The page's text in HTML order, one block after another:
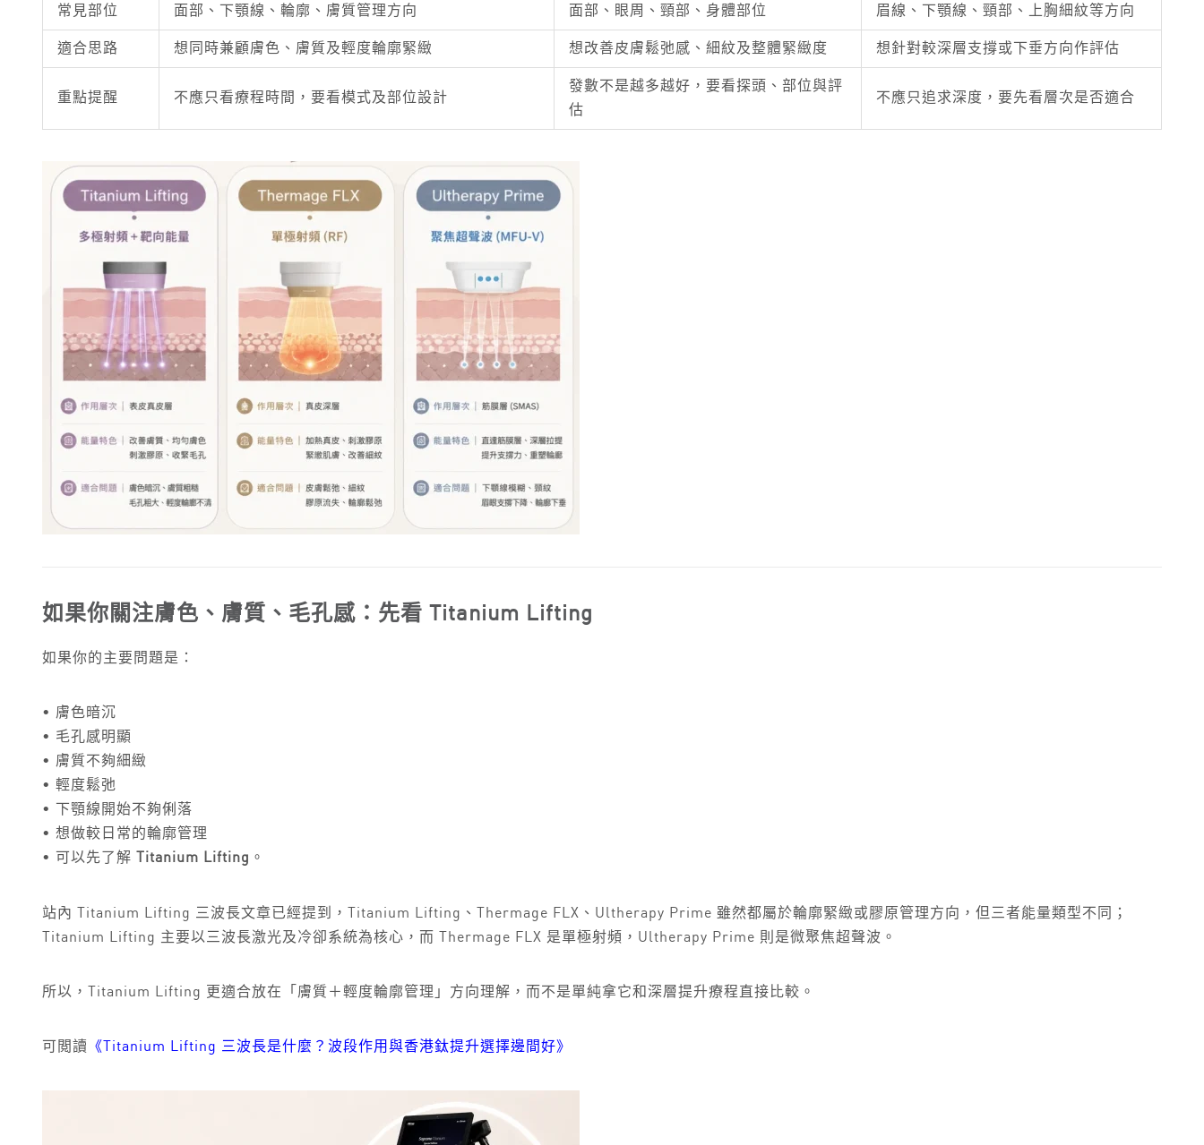
常見部位 面部、下顎線、輪廓、膚質管理方向 面部、眼周、頸部、身體部位 眉線、下顎線、頸部、上胸細紋等方向
適合思路 想同時兼顧膚色、膚質及輕度輪廓緊緻 想改善皮膚鬆弛感、細紋及整體緊緻度 想針對較深層支撐或下垂方向作評估
重點提醒 不應只看療程時間，要看模式及部位設計
發數不是越多越好，要看探頭、部位與評
估
不應只追求深度，要先看層次是否適合
如果你關注膚色、膚質、毛孔感：先看 Titanium Lifting
如果你的主要問題是：
• 膚色暗沉
• 毛孔感明顯
• 膚質不夠細緻
• 輕度鬆弛
• 下顎線開始不夠俐落
• 想做較日常的輪廓管理
• 可以先了解 Titanium Lifting 。
站內 Titanium Lifting 三波長文章已經提到，Titanium Lifting、Thermage FLX、Ultherapy Prime 雖然都屬於輪廓緊緻或膠原管理方向，但三者能量類型不同；
Titanium Lifting 主要以三波長激光及冷卻系統為核心，而 Thermage FLX 是單極射頻，Ultherapy Prime 則是微聚焦超聲波。
所以，Titanium Lifting 更適合放在「膚質＋輕度輪廓管理」方向理解，而不是單純拿它和深層提升療程直接比較。
可閲讀 《Titanium Lifting 三波長是什麼？波段作用與香港鈦提升選擇邊間好》